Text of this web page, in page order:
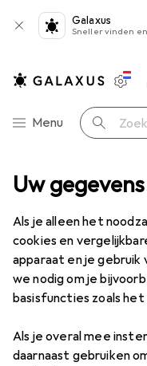
Uw
Als je alleen het
cookies en
apparaat en je
we nodig om je
basisfuncties zoals
Als je overal mee
daarnaast gebruiken
Galaxus
Sneller vinden
Categorie navigatie
Menu Zoek op
Boren + schroeven
Starrett
Prijs in EUR inclusief
EUR
19,90